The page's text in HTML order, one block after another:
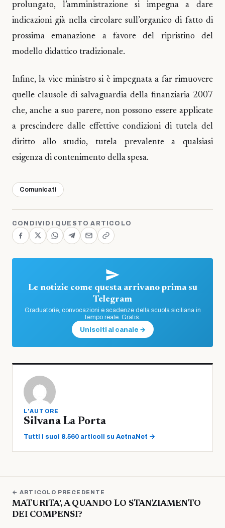
prolungato, l’amministrazione si impegna a dare
indicazioni già nella circolare sull’organico di fatto di
prossima emanazione a favore del ripristino del
modello didattico tradizionale.
Infine, la vice ministro si è impegnata a far rimuovere
quelle clausole di salvaguardia della finanziaria 2007
che, anche a suo parere, non possono essere applicate
a prescindere dalle effettive condizioni di tutela del
diritto allo studio, tutela prevalente a qualsiasi
esigenza di contenimento della spesa.
Comunicati
CONDIVIDI QUESTO ARTICOLO
Le notizie come questa arrivano prima su
Telegram
Graduatorie, convocazioni e scadenze della scuola siciliana in
tempo reale. Gratis.
Unisciti al canale →
L'AUTORE
Silvana La Porta
Tutti i suoi 8.560 articoli su AetnaNet →
← ARTICOLO PRECEDENTE
MATURITA’, A QUANDO LO STANZIAMENTO
DEI COMPENSI?